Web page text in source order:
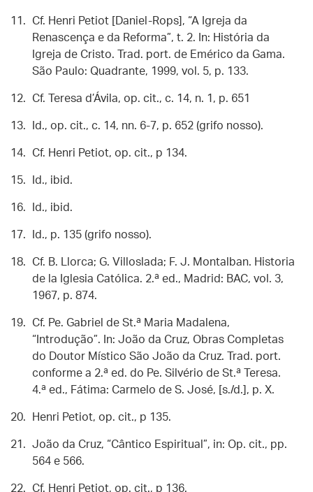
Cf. Henri Petiot [Daniel-Rops], “A Igreja da
Renascença e da Reforma”, t. 2. In: História da
Igreja de Cristo. Trad. port. de Emérico da Gama.
São Paulo: Quadrante, 1999, vol. 5, p. 133.
Cf. Teresa d’Ávila, op. cit., c. 14, n. 1, p. 651
Id., op. cit., c. 14, nn. 6-7, p. 652 (grifo nosso).
Cf. Henri Petiot, op. cit., p 134.
Id., ibid.
Id., ibid.
Id., p. 135 (grifo nosso).
Cf. B. Llorca; G. Villoslada; F. J. Montalban. Historia
de la Iglesia Católica. 2.ª ed., Madrid: BAC, vol. 3,
1967, p. 874.
Cf. Pe. Gabriel de St.ª Maria Madalena,
“Introdução”. In: João da Cruz, Obras Completas
do Doutor Místico São João da Cruz. Trad. port.
conforme a 2.ª ed. do Pe. Silvério de St.ª Teresa.
4.ª ed., Fátima: Carmelo de S. José, [s./d.], p. X.
Henri Petiot, op. cit., p 135.
João da Cruz, “Cântico Espiritual”, in: Op. cit., pp.
564 e 566.
Cf. Henri Petiot, op. cit., p 136.